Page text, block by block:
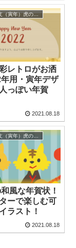
2022年の干支（寅年）虎のイラスト入り年賀状の無料テンプレート
レトロがお洒
用・寅年デザ
っぽい年賀
2021.08.18
2022年の干支（寅年）虎のイラスト入り年賀状の無料テンプレート
風な年賀状！
ーで楽しむ可
ラスト！
2021.08.18